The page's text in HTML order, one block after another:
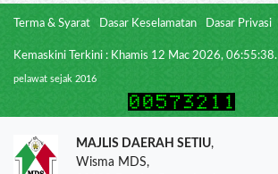
Terma & Syarat Dasar Keselamatan Dasar Privasi
Kemaskini Terkini : Khamis 12 Mac 2026, 06:55:38.
pelawat sejak 2016
MAJLIS DAERAH SETIU,
Wisma MDS,